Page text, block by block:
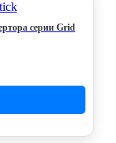
серии Grid